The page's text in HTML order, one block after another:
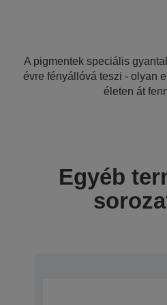
A pigmentek speciális
évre fényállóvá teszi - olyan
életen át
Egyéb